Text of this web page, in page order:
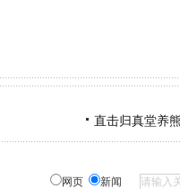
直击归真堂养
网页 新闻